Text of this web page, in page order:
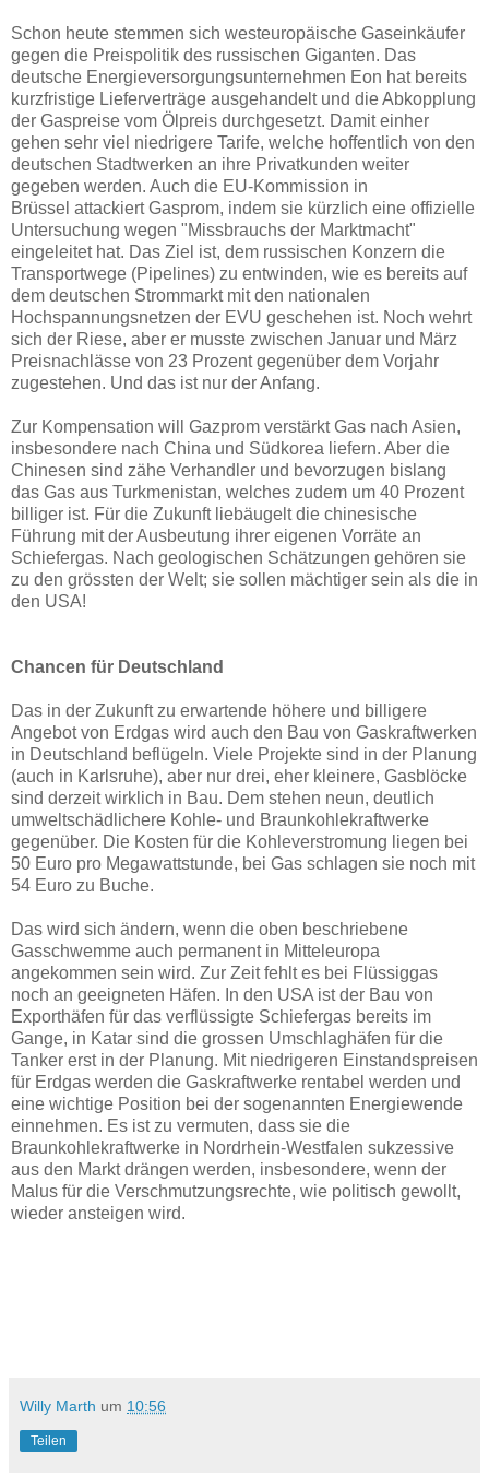
Schon heute stemmen sich westeuropäische Gaseinkäufer
gegen die Preispolitik des russischen Giganten. Das
deutsche Energieversorgungsunternehmen Eon hat bereits
kurzfristige Lieferverträge ausgehandelt und die Abkopplung
der Gaspreise vom Ölpreis durchgesetzt. Damit einher
gehen sehr viel niedrigere Tarife, welche hoffentlich von den
deutschen Stadtwerken an ihre Privatkunden weiter
gegeben werden. Auch die EU-Kommission in
Brüssel attackiert Gasprom, indem sie kürzlich eine offizielle
Untersuchung wegen "Missbrauchs der Marktmacht"
eingeleitet hat. Das Ziel ist, dem russischen Konzern die
Transportwege (Pipelines) zu entwinden, wie es bereits auf
dem deutschen Strommarkt mit den nationalen
Hochspannungsnetzen der EVU geschehen ist. Noch wehrt
sich der Riese, aber er musste zwischen Januar und März
Preisnachlässe von 23 Prozent gegenüber dem Vorjahr
zugestehen. Und das ist nur der Anfang.
Zur Kompensation will Gazprom verstärkt Gas nach Asien,
insbesondere nach China und Südkorea liefern. Aber die
Chinesen sind zähe Verhandler und bevorzugen bislang
das Gas aus Turkmenistan, welches zudem um 40 Prozent
billiger ist. Für die Zukunft liebäugelt die chinesische
Führung mit der Ausbeutung ihrer eigenen Vorräte an
Schiefergas. Nach geologischen Schätzungen gehören sie
zu den grössten der Welt; sie sollen mächtiger sein als die in
den USA!
Chancen für Deutschland
Das in der Zukunft zu erwartende höhere und billigere
Angebot von Erdgas wird auch den Bau von Gaskraftwerken
in Deutschland beflügeln. Viele Projekte sind in der Planung
(auch in Karlsruhe), aber nur drei, eher kleinere, Gasblöcke
sind derzeit wirklich in Bau. Dem stehen neun, deutlich
umweltschädlichere Kohle- und Braunkohlekraftwerke
gegenüber. Die Kosten für die Kohleverstromung liegen bei
50 Euro pro Megawattstunde, bei Gas schlagen sie noch mit
54 Euro zu Buche.
Das wird sich ändern, wenn die oben beschriebene
Gasschwemme auch permanent in Mitteleuropa
angekommen sein wird. Zur Zeit fehlt es bei Flüssiggas
noch an geeigneten Häfen. In den USA ist der Bau von
Exporthäfen für das verflüssigte Schiefergas bereits im
Gange, in Katar sind die grossen Umschlaghäfen für die
Tanker erst in der Planung. Mit niedrigeren Einstandspreisen
für Erdgas werden die Gaskraftwerke rentabel werden und
eine wichtige Position bei der sogenannten Energiewende
einnehmen. Es ist zu vermuten, dass sie die
Braunkohlekraftwerke in Nordrhein-Westfalen sukzessive
aus den Markt drängen werden, insbesondere, wenn der
Malus für die Verschmutzungsrechte, wie politisch gewollt,
wieder ansteigen wird.
Willy Marth um 10:56
Teilen